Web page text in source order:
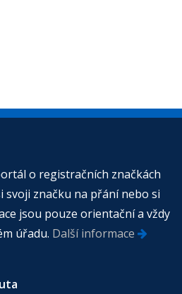
o registračních značkách
svoji značku na přání nebo si
jsou pouze orientační a vždy
úřadu. Další informace